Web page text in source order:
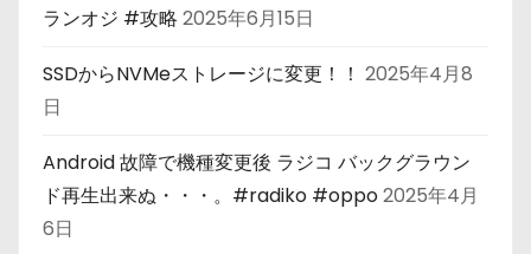
ランオジ #攻略 2025年6月15日
SSDからNVMeストレージに変更！！ 2025年4月8
日
Android 故障で機種変更後 ラジコ バックグラウン
ド再生出来ぬ・・・。#radiko #oppo2025年4月
6日